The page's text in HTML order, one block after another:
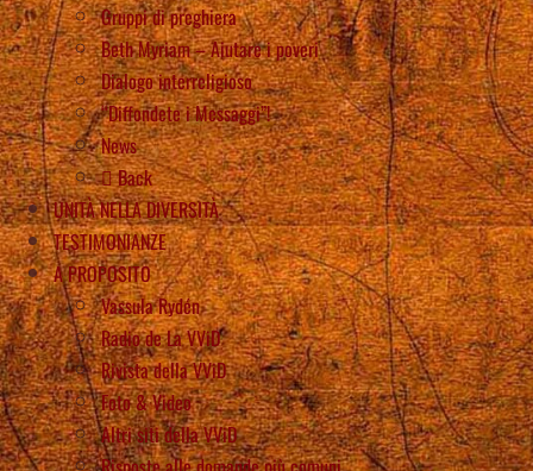
Gruppi di preghiera
Beth Myriam – Aiutare i poveri
Dialogo interreligioso
“Diffondete i Messaggi”!
News
Back
UNITÀ NELLA DIVERSITÀ
TESTIMONIANZE
A PROPOSITO
Vassula Rydén
Radio de La VViD
Rivista della VViD
Foto & Video
Altri siti della VViD